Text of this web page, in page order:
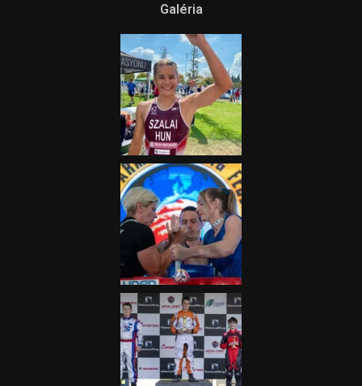
Galéria